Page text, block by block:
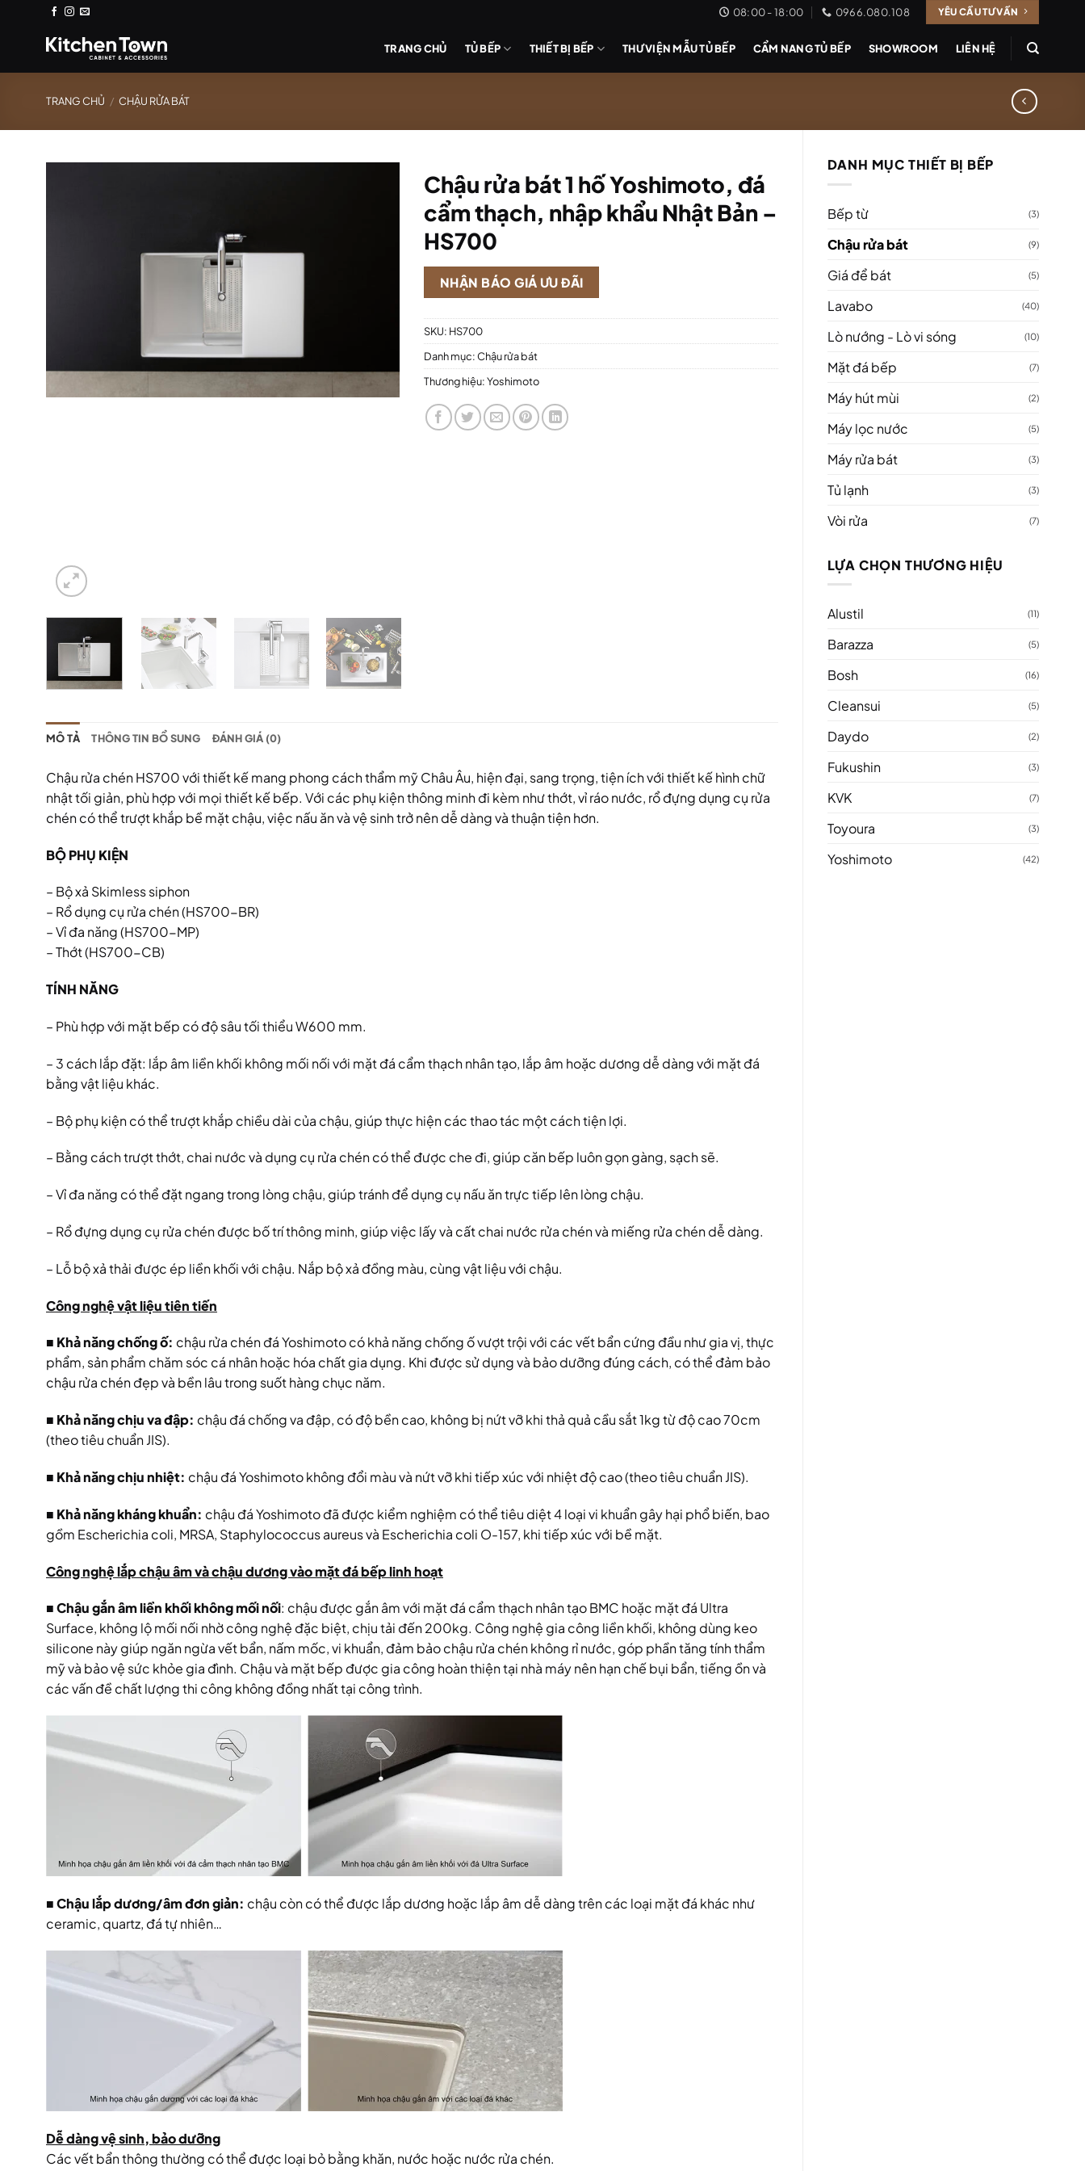
dung
08:00 - 18:00 0966.080.108 YÊU CẦU TƯ VẤN
TRANG CHỦ TỦ BẾP THIẾT BỊ BẾP THƯ VIỆN MẪU TỦ BẾP CẨM NANG TỦ BẾP SHOWROOM LIÊN HỆ
TRANG CHỦ / CHẬU RỬA BÁT
DANH MỤC THIẾT BỊ BẾP
Bếp từ (3)
Chậu rửa bát (9)
Giá để bát (5)
Lavabo (40)
Lò nướng - Lò vi sóng (10)
Mặt đá bếp (7)
Máy hút mùi (2)
Máy lọc nước (5)
Máy rửa bát (3)
Tủ lạnh (3)
Vòi rửa (7)
LỰA CHỌN THƯƠNG HIỆU
Alustil (11)
Barazza (5)
Bosh (16)
Cleansui (5)
Daydo (2)
Fukushin (3)
KVK (7)
Toyoura (3)
Yoshimoto (42)
Chậu rửa bát 1 hố Yoshimoto, đá
cẩm thạch, nhập khẩu Nhật Bản –
HS700
NHẬN BÁO GIÁ ƯU ĐÃI
SKU: HS700
Danh mục:Chậu rửa bát
Thương hiệu:Yoshimoto
MÔ TẢ THÔNG TIN BỔ SUNG ĐÁNH GIÁ (0)
Chậu rửa chén HS700 với thiết kế mang phong cách thẩm mỹ Châu Âu, hiện đại, sang trọng, tiện ích với thiết kế hình chữ
nhật tối giản, phù hợp với mọi thiết kế bếp. Với các phụ kiện thông minh đi kèm như thớt, vỉ ráo nước, rổ đựng dụng cụ rửa
chén có thể trượt khắp bề mặt chậu, việc nấu ăn và vệ sinh trở nên dễ dàng và thuận tiện hơn.
BỘ PHỤ KIỆN
– Bộ xả Skimless siphon
– Rổ dụng cụ rửa chén (HS700-BR)
– Vỉ đa năng (HS700-MP)
– Thớt (HS700-CB)
TÍNH NĂNG
– Phù hợp với mặt bếp có độ sâu tối thiểu W600 mm.
– 3 cách lắp đặt: lắp âm liền khối không mối nối với mặt đá cẩm thạch nhân tạo, lắp âm hoặc dương dễ dàng với mặt đá
bằng vật liệu khác.
– Bộ phụ kiện có thể trượt khắp chiều dài của chậu, giúp thực hiện các thao tác một cách tiện lợi.
– Bằng cách trượt thớt, chai nước và dụng cụ rửa chén có thể được che đi, giúp căn bếp luôn gọn gàng, sạch sẽ.
– Vỉ đa năng có thể đặt ngang trong lòng chậu, giúp tránh để dụng cụ nấu ăn trực tiếp lên lòng chậu.
– Rổ đựng dụng cụ rửa chén được bố trí thông minh, giúp việc lấy và cất chai nước rửa chén và miếng rửa chén dễ dàng.
– Lỗ bộ xả thải được ép liền khối với chậu. Nắp bộ xả đồng màu, cùng vật liệu với chậu.
Công nghệ vật liệu tiên tiến
■ Khả năng chống ố: chậu rửa chén đá Yoshimoto có khả năng chống ố vượt trội với các vết bẩn cứng đầu như gia vị, thực
phẩm, sản phẩm chăm sóc cá nhân hoặc hóa chất gia dụng. Khi được sử dụng và bảo dưỡng đúng cách, có thể đảm bảo
chậu rửa chén đẹp và bền lâu trong suốt hàng chục năm.
■ Khả năng chịu va đập: chậu đá chống va đập, có độ bền cao, không bị nứt vỡ khi thả quả cầu sắt 1kg từ độ cao 70cm
(theo tiêu chuẩn JIS).
■ Khả năng chịu nhiệt: chậu đá Yoshimoto không đổi màu và nứt vỡ khi tiếp xúc với nhiệt độ cao (theo tiêu chuẩn JIS).
■ Khả năng kháng khuẩn: chậu đá Yoshimoto đã được kiểm nghiệm có thể tiêu diệt 4 loại vi khuẩn gây hại phổ biến, bao
gồm Escherichia coli, MRSA, Staphylococcus aureus và Escherichia coli O-157, khi tiếp xúc với bề mặt.
Công nghệ lắp chậu âm và chậu dương vào mặt đá bếp linh hoạt
■ Chậu gắn âm liền khối không mối nối: chậu được gắn âm với mặt đá cẩm thạch nhân tạo BMC hoặc mặt đá Ultra
Surface, không lộ mối nối nhờ công nghệ đặc biệt, chịu tải đến 200kg. Công nghệ gia công liền khối, không dùng keo
silicone này giúp ngăn ngừa vết bẩn, nấm mốc, vi khuẩn, đảm bảo chậu rửa chén không rỉ nước, góp phần tăng tính thẩm
mỹ và bảo vệ sức khỏe gia đình. Chậu và mặt bếp được gia công hoàn thiện tại nhà máy nên hạn chế bụi bẩn, tiếng ồn và
các vấn đề chất lượng thi công không đồng nhất tại công trình.
■ Chậu lắp dương/âm đơn giản: chậu còn có thể được lắp dương hoặc lắp âm dễ dàng trên các loại mặt đá khác như
ceramic, quartz, đá tự nhiên…
Dễ dàng vệ sinh, bảo dưỡng
Các vết bẩn thông thường có thể được loại bỏ bằng khăn, nước hoặc nước rửa chén.